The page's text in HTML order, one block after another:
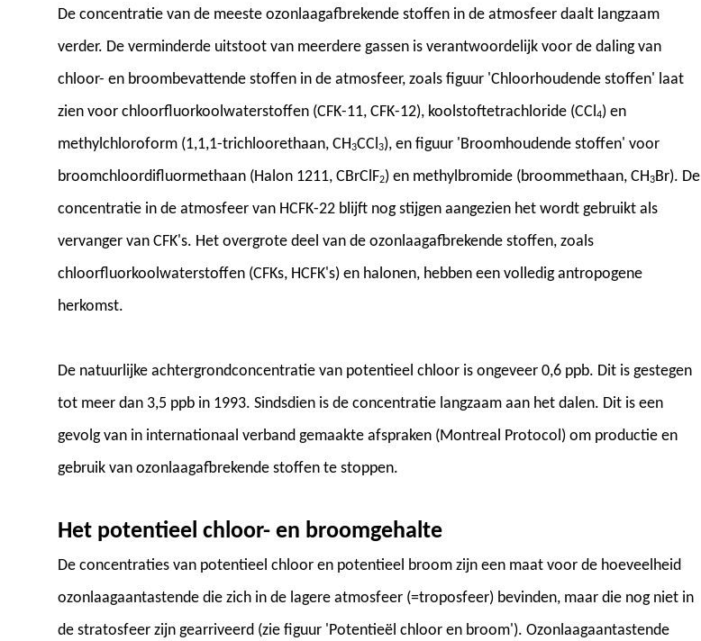
De concentratie van de meeste ozonlaagafbrekende stoffen in de atmosfeer daalt langzaam
verder. De verminderde uitstoot van meerdere gassen is verantwoordelijk voor de daling van
chloor- en broombevattende stoffen in de atmosfeer, zoals figuur 'Chloorhoudende stoffen' laat
zien voor chloorfluorkoolwaterstoffen (CFK-11, CFK-12), koolstoftetrachloride (CCl4) en
methylchloroform (1,1,1-trichloorethaan, CH3CCl3), en figuur 'Broomhoudende stoffen' voor
broomchloordifluormethaan (Halon 1211, CBrClF2) en methylbromide (broommethaan, CH3Br). De
concentratie in de atmosfeer van HCFK-22 blijft nog stijgen aangezien het wordt gebruikt als
vervanger van CFK's. Het overgrote deel van de ozonlaagafbrekende stoffen, zoals
chloorfluorkoolwaterstoffen (CFKs, HCFK's) en halonen, hebben een volledig antropogene
herkomst.
De natuurlijke achtergrondconcentratie van potentieel chloor is ongeveer 0,6 ppb. Dit is gestegen
tot meer dan 3,5 ppb in 1993. Sindsdien is de concentratie langzaam aan het dalen. Dit is een
gevolg van in internationaal verband gemaakte afspraken (Montreal Protocol) om productie en
gebruik van ozonlaagafbrekende stoffen te stoppen.
Het potentieel chloor- en broomgehalte
De concentraties van potentieel chloor en potentieel broom zijn een maat voor de hoeveelheid
ozonlaagaantastende die zich in de lagere atmosfeer (=troposfeer) bevinden, maar die nog niet in
de stratosfeer zijn gearriveerd (zie figuur 'Potentieël chloor en broom'). Ozonlaagaantastende